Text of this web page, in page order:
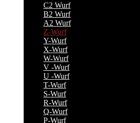
C2 Wurf
B2 Wurf
A2 Wurf
Z-Wurf
Y-Wurf
X-Wurf
W-Wurf
V -Wurf
U -Wurf
T-Wurf
S-Wurf
R-Wurf
Q-Wurf
P-Wurf